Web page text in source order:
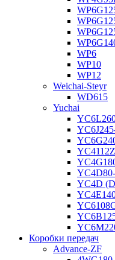
WP6
WP10
WP12
Weichai-Steyr
WD615
Yuchai
YC4D
Коробки передач
Advance-ZF